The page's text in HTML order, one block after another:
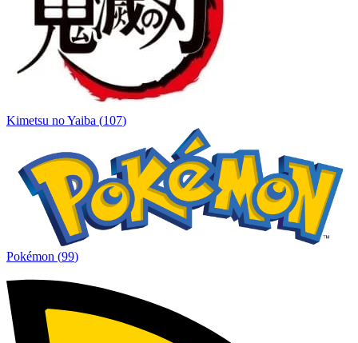
Kimetsu no Yaiba (107)
Pokémon (99)